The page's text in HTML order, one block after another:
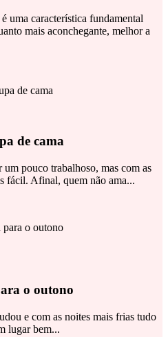
uma característica fundamental
mais aconchegante, melhor a
de cama
um pouco trabalhoso, mas com as
fácil. Afinal, quem não ama...
o outono
e com as noites mais frias tudo
lugar bem...